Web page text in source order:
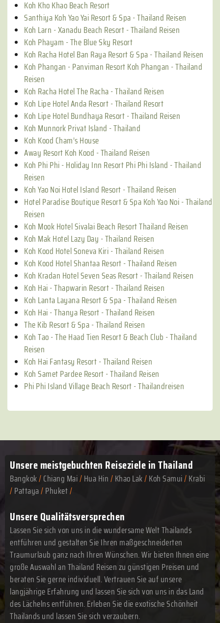
Koh Kho Khao Beach Resort
Santhiya Koh Yao Yai Resort & Spa - Thailand Reisen
Koh Larn - Xanadu Beach Resort - Thailand Reisen
Koh Phayam - The Blue Sky Resort
Koh Racha Hotel Ban Raya Resort & Spa - Thailand Reisen
Koh Phangan - Panviman Resort Koh Phangan - Thailand
Reisen
Koh Racha Hotel The Racha - Thailand Reisen
Koh Lipe Hotel Anda Resort - Thailand Resort
Koh Lipe Hotel Bundhaya Resort - Thailand Reisen
Koh Munnork Privat Island - Thailand
Koh Kood Cham’s House
Away Resort Koh Kood - Thailand Reisen
Koh Phi Phi - Holiday Inn Resort Phi Phi Island - Thailand
Reisen
Koh Yao Noi Hotel Island Resort - Thailand Reisen
Hotel Paradise Boutique Resort & Spa Koh Yao Noi - Thailand
Reisen
Koh Mook Hotel Sivalai Beach Resort Thailand Reisen
Koh Mak Hotel Lazy Day - Thailand Reisen
Koh Kood Hotel Soneva Kiri - Thailand Reisen
Koh Kood Hotel Shantaa Resort - Thailand Reisen
Koh Kradan Hotel Seven Seas Resort - Thailand Reisen
Koh Hai - Thapwarin Resort - Thailand Reisen
Koh Lanta Layana Resort & Spa - Thailand Reisen
Koh Hai - Thanya Resort - Thailand Reisen
The Kib Resort & Spa - Thailand Reisen
Koh Tao - The Haad Tien Resort & Beach Club - Thailand
Reisen
Koh Hai Fantasy Resort - Thailand Reisen
Koh Samet Pardee Resort - Thailand Reisen
Phi Phi Island Village Beach Resort - Thailandreisen
Unsere meistgebuchten Reiseziele in Thailand
Bangkok/Chiang Mai/Hua Hin/Khao Lak/Koh Samui/Krabi
/Pattaya/Phuket/
Unsere Qualitätsversprechen
Lassen Sie sich von uns in die wundersame Welt Thailands
entführen und gestalten Sie Ihren maßgeschneiderten
Traumurlaub ganz nach Ihren Wünschen. Wir bieten Ihnen eine
große Auswahl an Thailand Reisen zu günstigen Preisen und
beraten Sie gerne individuell. Vertrauen Sie auf unsere
langjährige Erfahrung und lassen Sie sich von uns in das Land
des Lächelns entführen. Erleben Sie die exotische Schönheit
Thailands und lassen Sie sich verzaubern.